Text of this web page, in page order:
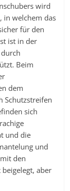
wird
in welchem das
für den
ist in der
Beim
dem
Schutzstreifen
sich
und die
und
den
aber